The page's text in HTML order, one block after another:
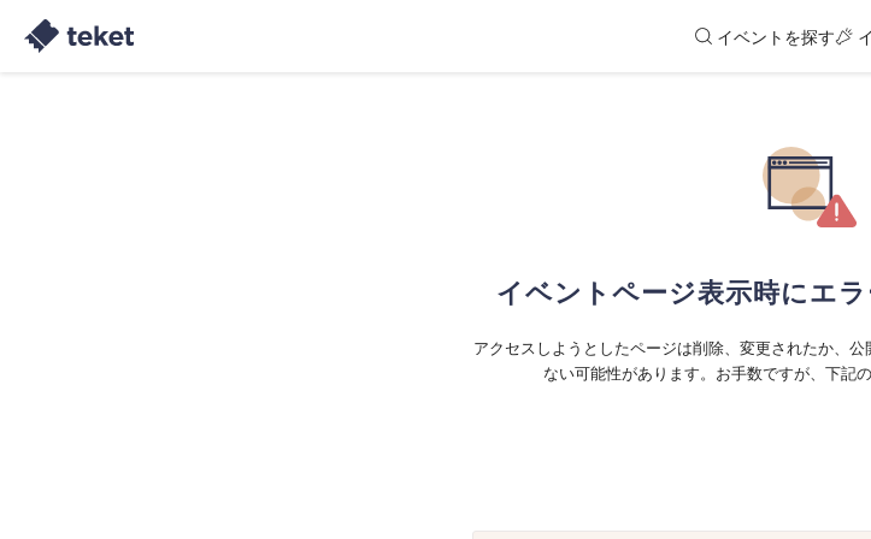
イベントを探す
イベントページ表示時にエラ
アクセスしようとしたページは削除、変更されたか、
ない可能性があります。お手数ですが、下記